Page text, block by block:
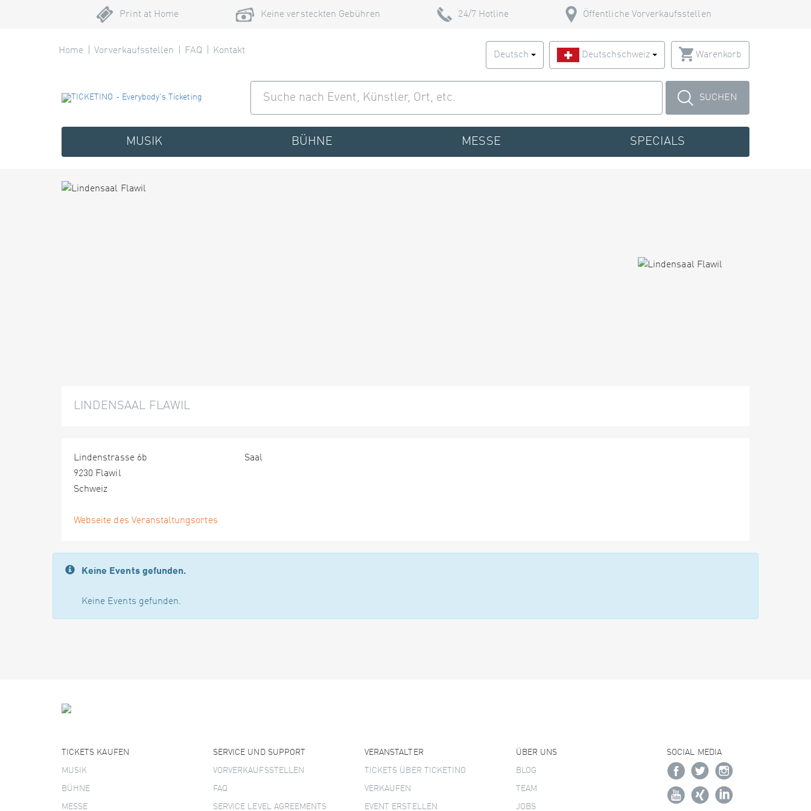
Print at Home Keine versteckten Gebühren 24/7 Hotline Öffentliche Vorverkaufsstellen
Home Vorverkaufsstellen FAQ Kontakt Deutsch Deutschschweiz Warenkorb
SUCHEN
MUSIK BÜHNE MESSE SPECIALS
LINDENSAAL FLAWIL
Lindenstrasse 6b
9230 Flawil
Schweiz
Webseite des Veranstaltungsortes
Saal
Keine Events gefunden.
Keine Events gefunden.
TICKETS KAUFEN
MUSIK
BÜHNE
MESSE
SERVICE UND SUPPORT
VORVERKAUFSSTELLEN
FAQ
SERVICE LEVEL AGREEMENTS
VERANSTALTER
TICKETS ÜBER TICKETINO
VERKAUFEN
EVENT ERSTELLEN
ÜBER UNS
BLOG
TEAM
JOBS
SOCIAL MEDIA